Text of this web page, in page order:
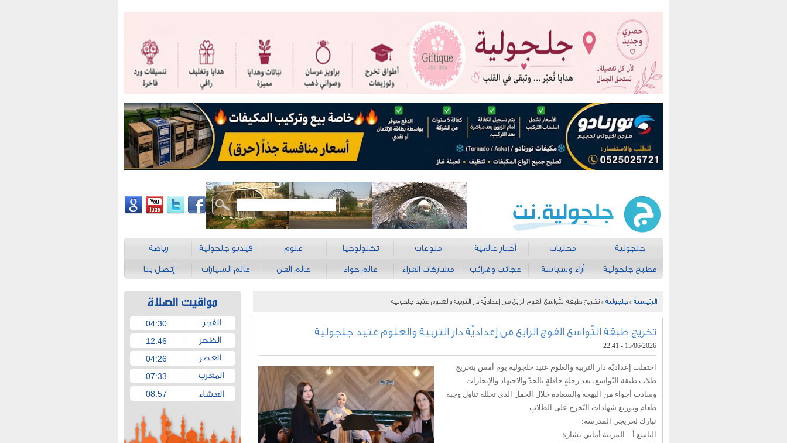
جلجولية محليات أخبار عالمية منوعات تكنولوجيا علوم فيديو جلجولية رياضة
مطبخ جلجولية أراء وسياسة عجائب وغرائب مشاركات القراء عالم حواء عالم الفن عالم السيارات إتصل بنا
الرئيسية » جلجولية » تخريج طبقة التّواسع الفوج الرابع من إعداديّة دار التربية والعلوم عتيد جلجولية
تخريج طبقة التّواسع الفوج الرابع من إعداديّة دار التربية والعلوم عتيد جلجولية
15/06/2026 - 22:41
احتفلت إعداديّة دار التربية والعلوم عتيد جلجولية يوم أمس بتخريج
طلاب طبقة التّواسع، بعد رحلةٍ حافلةٍ بالجدّ والاجتهاد والإنجازات.
وسادت أجواء من البهجة والسعادة خلال الحفل الذي تخلله تناول وجبة
طعام وتوزيع شهادات التّخرج على الطلابِ
نبارك لخريجي المدرسة:
التاسع أ – المربية أماني بشارة
04:30
12:46
04:26
07:33
08:57